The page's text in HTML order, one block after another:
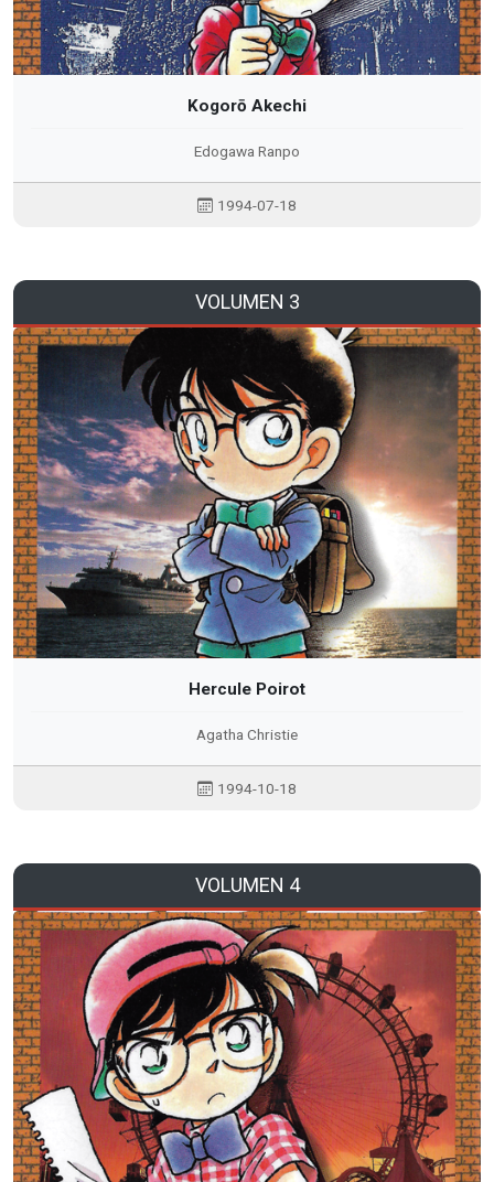
Kogorō Akechi
Edogawa Ranpo
1994-07-18
VOLUMEN 3
Hercule Poirot
Agatha Christie
1994-10-18
VOLUMEN 4